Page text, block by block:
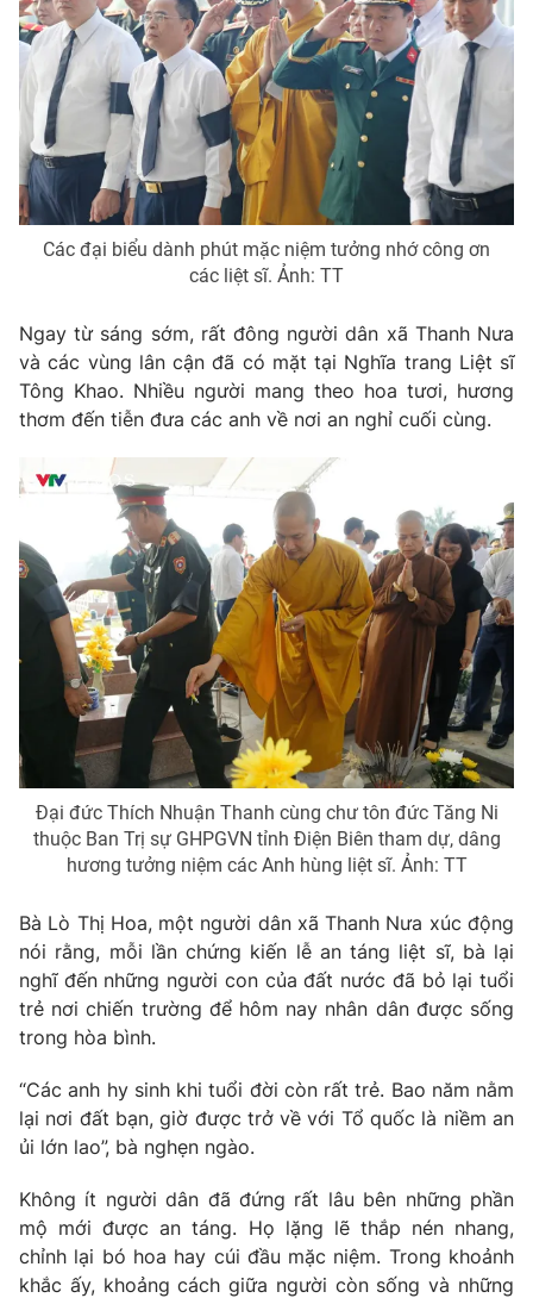
Các đại biểu dành phút mặc niệm tưởng nhớ công ơn
các liệt sĩ. Ảnh: TT
Ngay từ sáng sớm, rất đông người dân xã Thanh Nưa
và các vùng lân cận đã có mặt tại Nghĩa trang Liệt sĩ
Tông Khao. Nhiều người mang theo hoa tươi, hương
thơm đến tiễn đưa các anh về nơi an nghỉ cuối cùng.
Đại đức Thích Nhuận Thanh cùng chư tôn đức Tăng Ni
thuộc Ban Trị sự GHPGVN tỉnh Điện Biên tham dự, dâng
hương tưởng niệm các Anh hùng liệt sĩ. Ảnh: TT
Bà Lò Thị Hoa, một người dân xã Thanh Nưa xúc động
nói rằng, mỗi lần chứng kiến lễ an táng liệt sĩ, bà lại
nghĩ đến những người con của đất nước đã bỏ lại tuổi
trẻ nơi chiến trường để hôm nay nhân dân được sống
trong hòa bình.
“Các anh hy sinh khi tuổi đời còn rất trẻ. Bao năm nằm
lại nơi đất bạn, giờ được trở về với Tổ quốc là niềm an
ủi lớn lao”, bà nghẹn ngào.
Không ít người dân đã đứng rất lâu bên những phần
mộ mới được an táng. Họ lặng lẽ thắp nén nhang,
chỉnh lại bó hoa hay cúi đầu mặc niệm. Trong khoảnh
khắc ấy, khoảng cách giữa người còn sống và những